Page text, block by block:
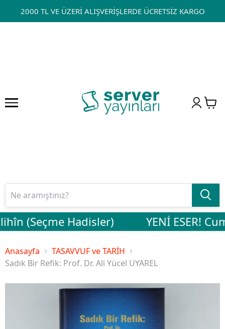
2000 TL VE ÜZERİ ALIŞVERİŞLERDE ÜCRETSİZ KARGO
(Seçme Hadisler) YENİ ESER!
Anasayfa
TASAVVUF ve TARİH
Sadık Bir Refik: Prof. Dr. Ali Yücel UYAREL